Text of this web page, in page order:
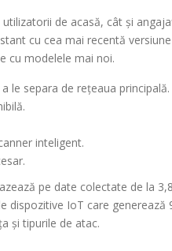
de acasă, cât și
cu cea mai recentă
cu modelele mai noi.
le separa de rețeaua principală.
inteligent.
pe date colectate de la
dispozitive IoT care generează
și tipurile de atac.